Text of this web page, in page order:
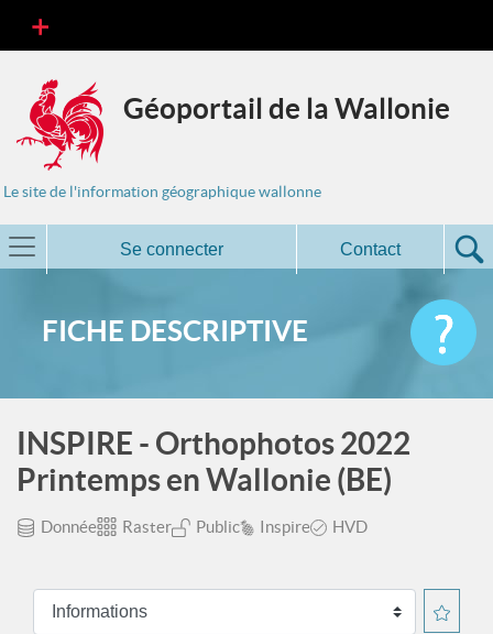
Géoportail de la Wallonie
Le site de l'information géographique wallonne
Se connecter Contact
FICHE DESCRIPTIVE
INSPIRE - Orthophotos 2022
Printemps en Wallonie (BE)
Donnée Raster Public Inspire HVD